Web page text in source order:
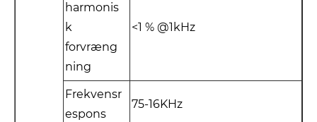
harmonis
k
forvræng
ning
<1 % @1kHz
Frekvensr
espons
75-16KHz